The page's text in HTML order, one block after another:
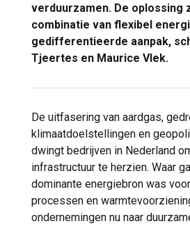
verduurzamen. De oplossing
combinatie van flexibel
gedifferentieerde aanpak,
Tjeertes en Maurice Vlek.
De uitfasering van aardgas,
klimaatdoelstellingen en
dwingt bedrijven in Nederland
infrastructuur te herzien. Waar
dominante energiebron was
processen en
ondernemingen nu naar